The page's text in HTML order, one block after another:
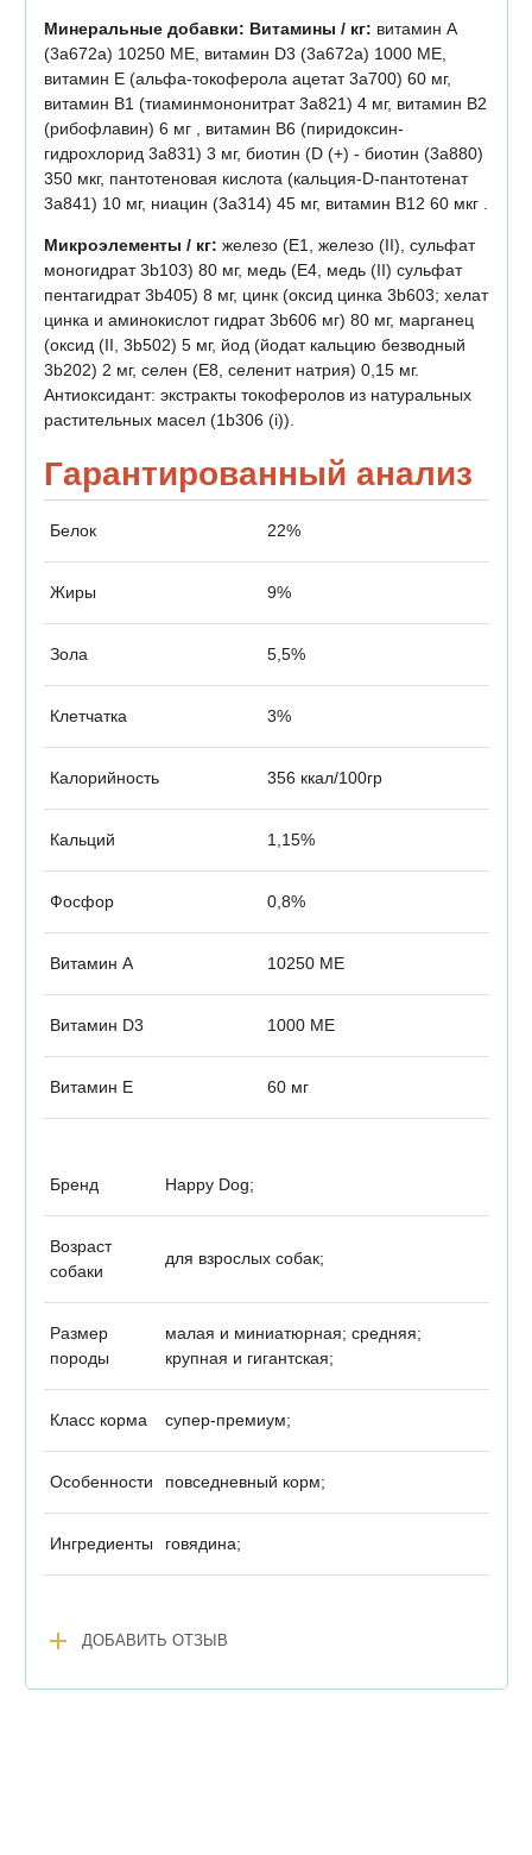
Минеральные добавки: Витамины / кг: витамин A
(3а672а) 10250 МЕ, витамин D3 (3а672а) 1000 МЕ,
витамин E (альфа-токоферола ацетат 3a700) 60 мг,
витамин B1 (тиаминмононитрат 3a821) 4 мг, витамин B2
(рибофлавин) 6 мг , витамин B6 (пиридоксин-
гидрохлорид 3a831) 3 мг, биотин (D (+) - биотин (3a880)
350 мкг, пантотеновая кислота (кальция-D-пантотенат
3а841) 10 мг, ниацин (3a314) 45 мг, витамин B12 60 мкг .
Микроэлементы / кг: железо (Е1, железо (II), сульфат
моногидрат 3b103) 80 мг, медь (Е4, медь (II) сульфат
пентагидрат 3b405) 8 мг, цинк (оксид цинка 3b603; хелат
цинка и аминокислот гидрат 3b606 мг) 80 мг, марганец
(оксид (II, 3b502) 5 мг, йод (йодат кальцию безводный
3b202) 2 мг, селен (Е8, селенит натрия) 0,15 мг.
Антиоксидант: экстракты токоферолов из натуральных
растительных масел (1b306 (i)).
Гарантированный анализ
Белок 22%
Жиры 9%
Зола 5,5%
Клетчатка 3%
Калорийность 356 ккал/100гр
Кальций 1,15%
Фосфор 0,8%
Витамин А 10250 МЕ
Витамин D3 1000 МЕ
Витамин Е 60 мг
Бренд Happy Dog;
Возраст
собаки
для взрослых собак;
Размер
породы
малая и миниатюрная; средняя;
крупная и гигантская;
Класс корма супер-премиум;
Особенности повседневный корм;
Ингредиенты говядина;
add ДОБАВИТЬ ОТЗЫВ